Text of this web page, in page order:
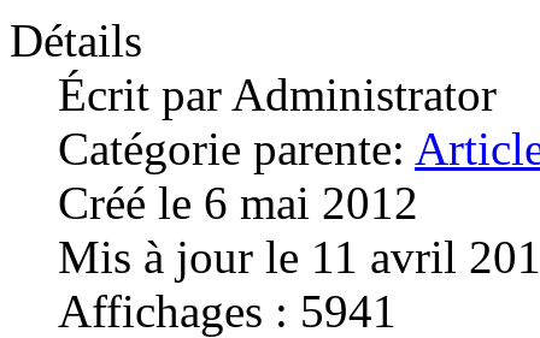
Détails
Écrit par Administrator
Catégorie parente:
Créé le 6 mai 2012
Mis à jour le 11 avril
Affichages : 5941